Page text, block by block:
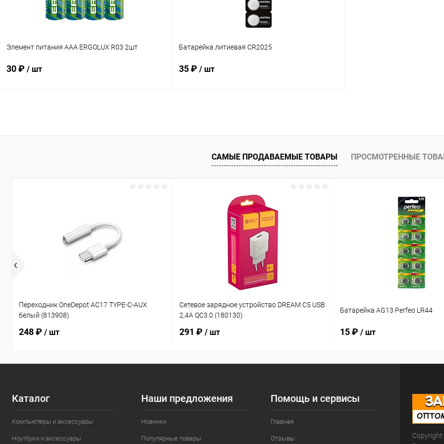
Элемент питания AAA ERGOLUX R03 2шт
30 ₽ / шт
Купить в 1 клик К сравнению
Батарейка литиевая CR2025
35 ₽ / шт
Купить в 1 клик К сравнению
В избранное В наличии
САМЫЕ ПРОДАВАЕМЫЕ ТОВАРЫ ПРОСМОТРЕННЫЕ
Переходник OneDepot AC17 TYPE-C-AUX
белый (813908)
248 ₽ / шт
Сетевое зарядное устройство DREAM C5 USB
2,4A QC3.0 (180130)
291 ₽ / шт
Батарейка AG13 Perfeo LR44
15 ₽ / шт
Каталог
Компьютеры и аксессуары
Ноутбуки и аксессуары
Наши предложения
Новинки
Популярные товары
Помощь и сервисы
Главная
Отзывы
Copyright